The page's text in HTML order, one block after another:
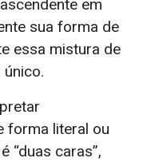
em
sua forma de
essa mistura de
forma literal ou
“duas caras”,